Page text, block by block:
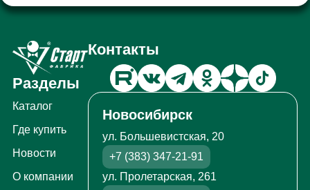
Разделы
Каталог
Где купить
Новости
О компании
Контакты
Новосибирск
ул. Большевистская, 20
+7 (383) 347-21-91
ул. Пролетарская, 261